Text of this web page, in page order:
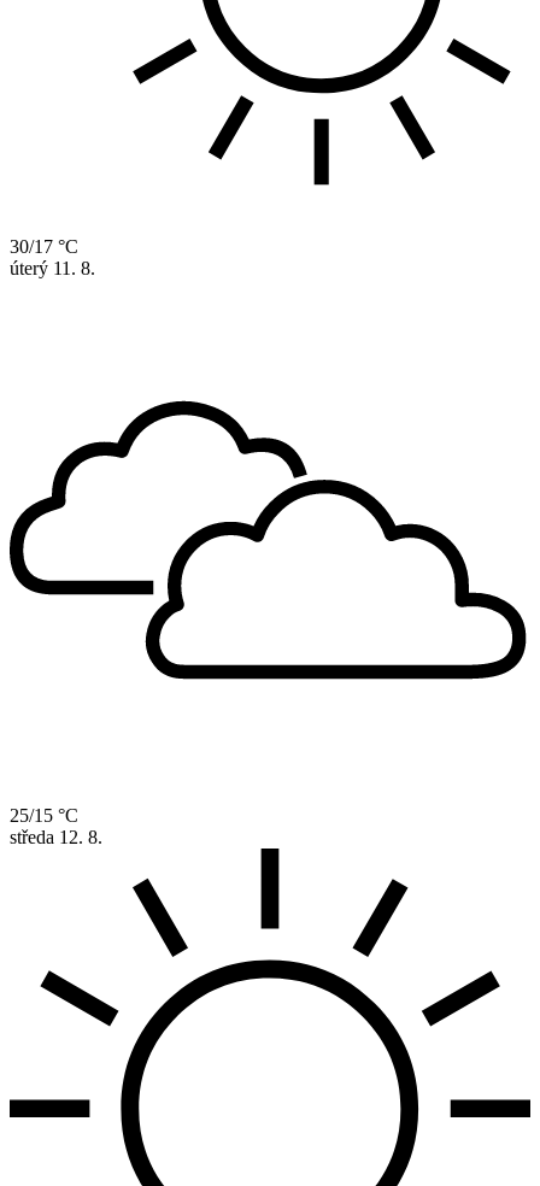
30/17 °C
úterý 11. 8.
25/15 °C
středa 12. 8.